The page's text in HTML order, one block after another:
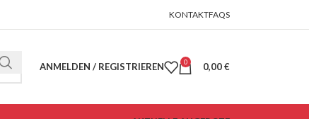
KONTAKTFAQS
ANMELDEN / REGISTRIEREN 0 0,00€